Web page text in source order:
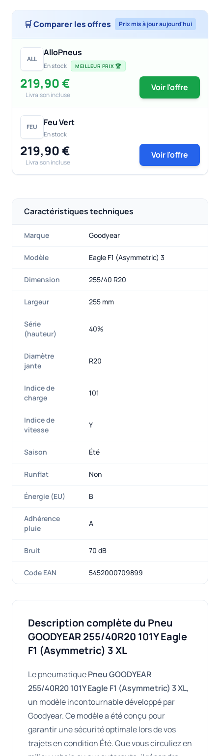
🛒 Comparer les offres Prix mis à jour aujourd'hui
ALL
AlloPneus
En stock MEILLEUR PRIX 🏆
219,90 €
Livraison incluse
Voir l'offre
FEU Feu Vert
En stock
219,90 €
Livraison incluse
Voir l'offre
Caractéristiques techniques
Marque Goodyear
Modèle Eagle F1 (Asymmetric) 3
Dimension 255/40 R20
Largeur 255 mm
Série
(hauteur)
40%
Diamètre
jante
R20
Indice de
charge
101
Indice de
vitesse
Y
Saison Été
Runflat Non
Énergie (EU) B
Adhérence
pluie
A
Bruit 70 dB
Code EAN 5452000709899
Description complète du Pneu
GOODYEAR 255/40R20 101Y Eagle
F1 (Asymmetric) 3 XL
Le pneumatiquePneu GOODYEAR
255/40R20 101Y Eagle F1 (Asymmetric) 3 XL,
un modèle incontournable développé par
Goodyear. Ce modèle a été conçu pour
garantir une sécurité optimale lors de vos
trajets en condition Été. Que vous circuliez en